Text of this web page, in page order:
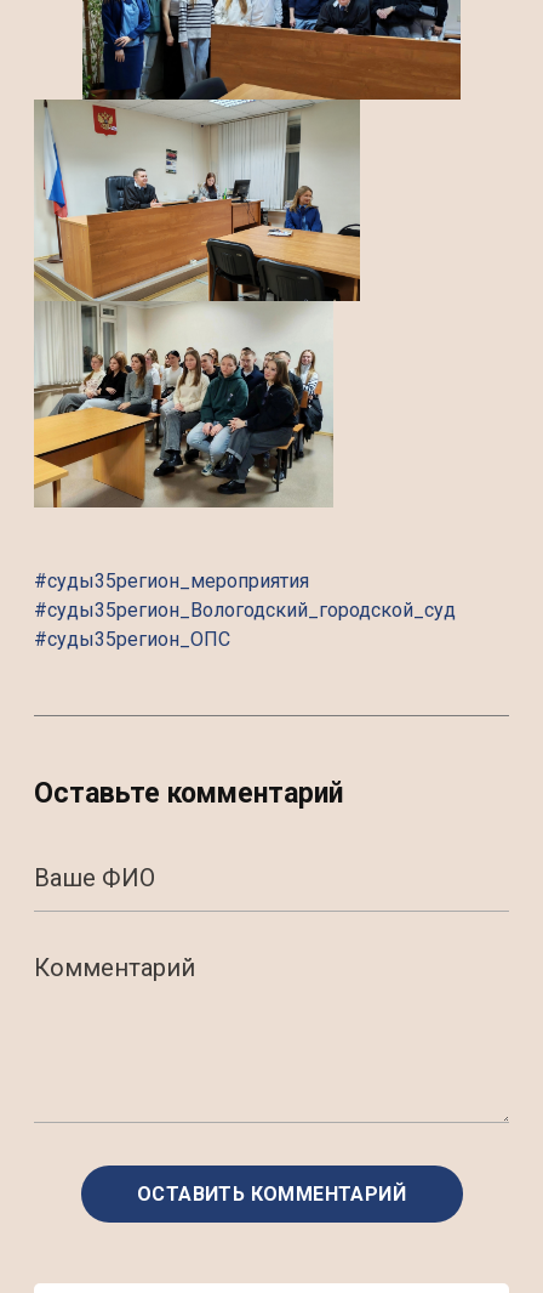
#суды35регион_мероприятия
#суды35регион_Вологодский_городской_суд
#суды35регион_ОПС
Оставьте комментарий